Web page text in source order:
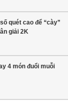
quét cao để “cày”
giải 2K
4 món đuổi muỗi